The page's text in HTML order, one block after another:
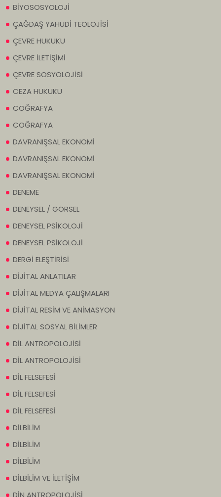
BİYOSOSYOLOJİ
ÇAĞDAŞ YAHUDİ TEOLOJİSİ
ÇEVRE HUKUKU
ÇEVRE İLETİŞİMİ
ÇEVRE SOSYOLOJİSİ
CEZA HUKUKU
COĞRAFYA
COĞRAFYA
DAVRANIŞSAL EKONOMİ
DAVRANIŞSAL EKONOMİ
DAVRANIŞSAL EKONOMİ
DENEME
DENEYSEL / GÖRSEL
DENEYSEL PSİKOLOJİ
DENEYSEL PSİKOLOJİ
DERGİ ELEŞTİRİSİ
DİJİTAL ANLATILAR
DİJİTAL MEDYA ÇALIŞMALARI
DİJİTAL RESİM VE ANİMASYON
DİJİTAL SOSYAL BİLİMLER
DİL ANTROPOLOJİSİ
DİL ANTROPOLOJİSİ
DİL FELSEFESİ
DİL FELSEFESİ
DİL FELSEFESİ
DİLBİLİM
DİLBİLİM
DİLBİLİM
DİLBİLİM VE İLETİŞİM